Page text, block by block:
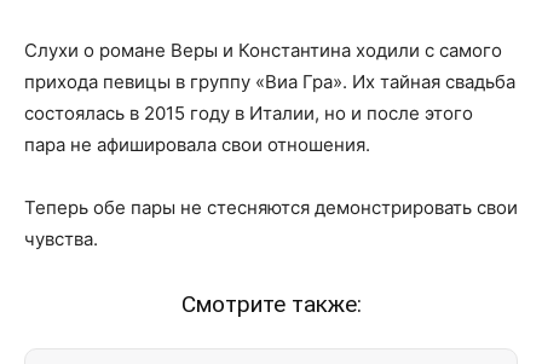
Слухи о романе Веры и Константина ходили с самого
прихода певицы в группу «Виа Гра». Их тайная свадьба
состоялась в 2015 году в Италии, но и после этого
пара не афишировала свои отношения.
Теперь обе пары не стесняются демонстрировать свои
чувства.
Смотрите также: